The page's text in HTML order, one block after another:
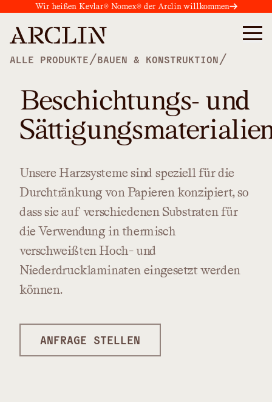
Wir heißen Kevlar® Nomex® der Arclin willkommen
ALLE PRODUKTE /BAUEN & KONSTRUKTION /
Beschichtungs- und
Unsere Harzsysteme sind speziell fürdie
Durchtränkungvon Papieren konzipiert,so
dasssie auf verschiedenen Substraten für
die Verwendungin thermisch
verschweißten Hoch-und
Niederdrucklaminaten eingesetztwerden
können.
ANFRAGE STELLEN